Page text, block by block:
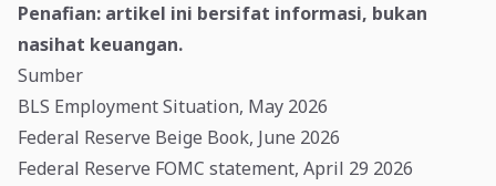
Penafian: artikel ini bersifat informasi, bukan
nasihat keuangan.
Sumber
BLS Employment Situation, May 2026
Federal Reserve Beige Book, June 2026
Federal Reserve FOMC statement, April 29 2026